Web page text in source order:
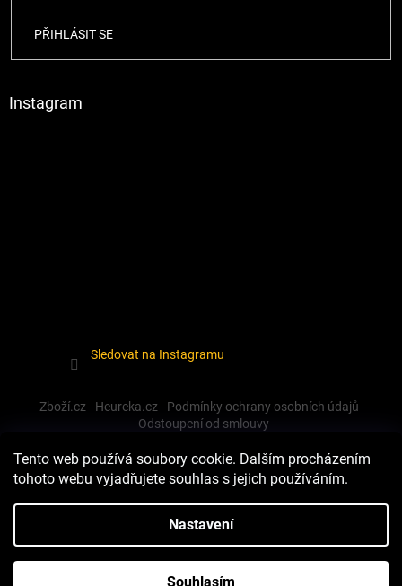
Tento web používá soubory cookie. Dalším procházením
tohoto webu vyjadřujete souhlas s jejich používáním.
Nastavení
Souhlasím
PŘIHLÁSIT SE
Instagram
Sledovat na Instagramu
Zboží.cz Heureka.cz
Podmínky ochrany osobních údajů
Odstoupení od smlouvy